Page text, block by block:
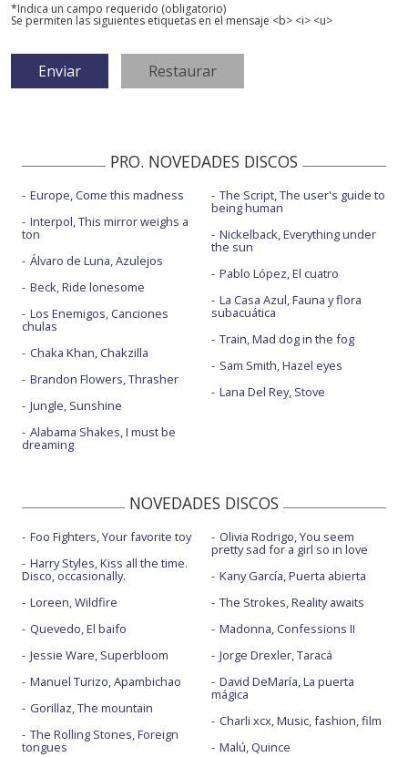
*Indica un campo requerido (obligatorio)
Se permiten las siguientes etiquetas en el mensaje <b> <i> <u>
PRO. NOVEDADES DISCOS
Europe, Come this madness
Interpol, This mirror weighs a
ton
Álvaro de Luna, Azulejos
Beck, Ride lonesome
Los Enemigos, Canciones
chulas
Chaka Khan, Chakzilla
Brandon Flowers, Thrasher
Jungle, Sunshine
Alabama Shakes, I must be
dreaming
The Script, The user's guide to
being human
Nickelback, Everything under
the sun
Pablo López, El cuatro
La Casa Azul, Fauna y flora
subacuática
Train, Mad dog in the fog
Sam Smith, Hazel eyes
Lana Del Rey, Stove
NOVEDADES DISCOS
Foo Fighters, Your favorite toy
Harry Styles, Kiss all the time.
Disco, occasionally.
Loreen, Wildfire
Quevedo, El baifo
Jessie Ware, Superbloom
Manuel Turizo, Apambichao
Gorillaz, The mountain
The Rolling Stones, Foreign
tongues
Olivia Rodrigo, You seem
pretty sad for a girl so in love
Kany García, Puerta abierta
The Strokes, Reality awaits
Madonna, Confessions II
Jorge Drexler, Taracá
David DeMaría, La puerta
mágica
Charli xcx, Music, fashion, film
Malú, Quince